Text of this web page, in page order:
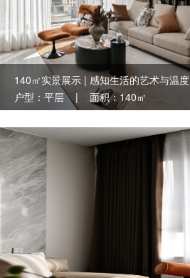
140㎡实景展示 | 感知生活的艺术与温度
户型：平层 | 面积：140㎡